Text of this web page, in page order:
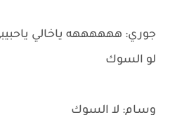
جوري: ههههههه ياخالي
لو السوك
وسام: لا السوك